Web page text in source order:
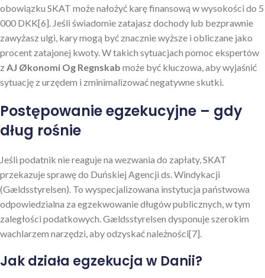
obowiązku SKAT może nałożyć karę finansową w wysokości do 5
000 DKK[6]. Jeśli świadomie zatajasz dochody lub bezprawnie
zawyżasz ulgi, kary mogą być znacznie wyższe i obliczane jako
procent zatajonej kwoty. W takich sytuacjach pomoc ekspertów
z AJ Økonomi Og Regnskab może być kluczowa, aby wyjaśnić
sytuację z urzędem i zminimalizować negatywne skutki.
Postępowanie egzekucyjne – gdy
dług rośnie
Jeśli podatnik nie reaguje na wezwania do zapłaty, SKAT
przekazuje sprawę do Duńskiej Agencji ds. Windykacji
(Gældsstyrelsen). To wyspecjalizowana instytucja państwowa
odpowiedzialna za egzekwowanie długów publicznych, w tym
zaległości podatkowych. Gældsstyrelsen dysponuje szerokim
wachlarzem narzędzi, aby odzyskać należności[7].
Jak działa egzekucja w Danii?